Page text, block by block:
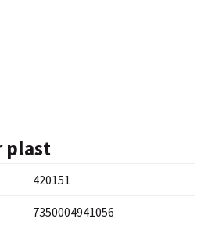
plast
420151
7350004941056